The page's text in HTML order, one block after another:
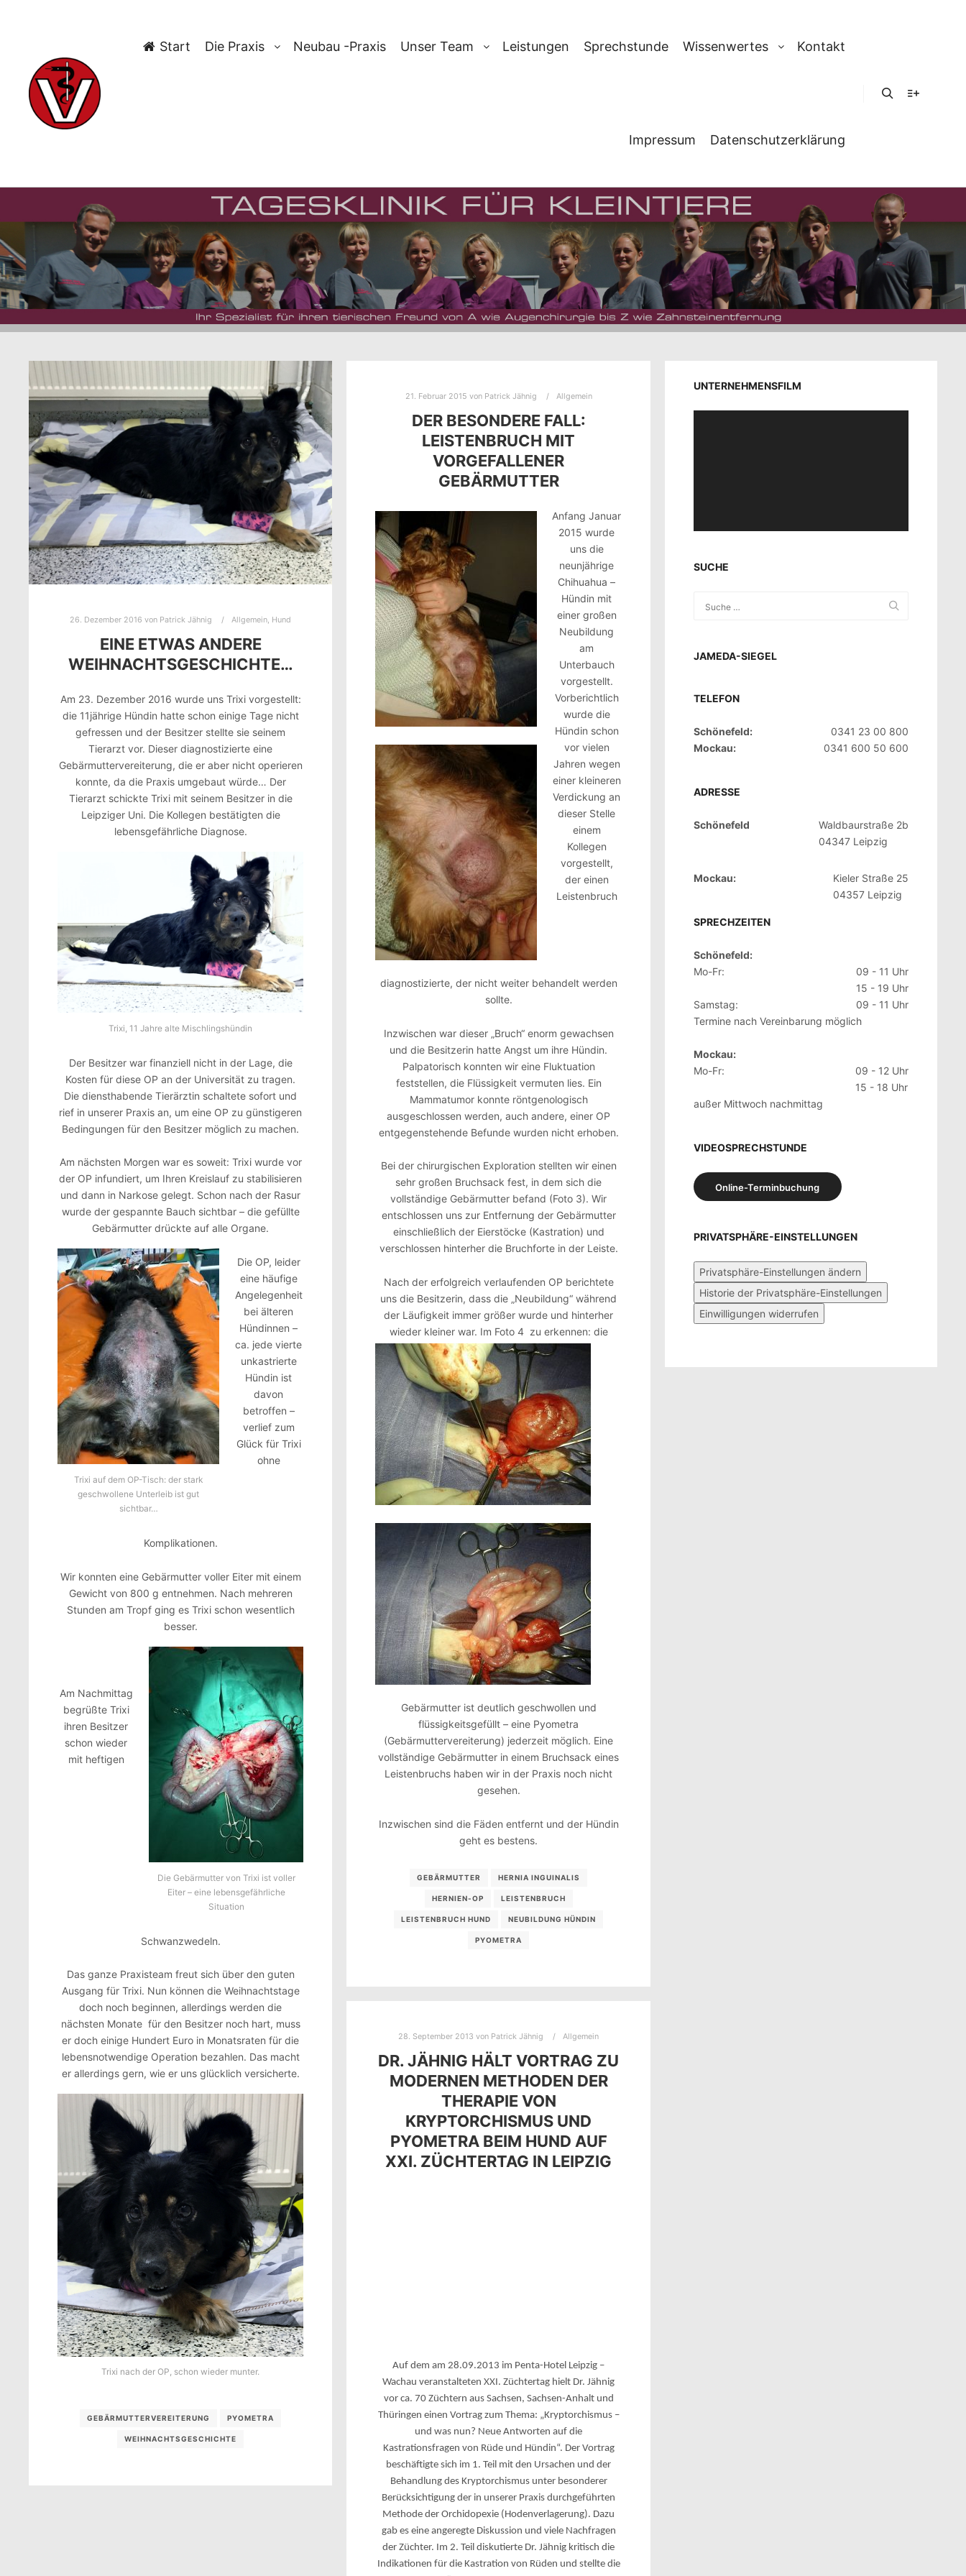
Start Die Praxis Neubau -Praxis Unser Team Leistungen Sprechstunde Wissenwertes Kontakt
Impressum Datenschutzerklärung
TAG-ARCHIV: PYOMETRA
26. Dezember 2016 von Patrick Jähnig Allgemein, Hund
EINE ETWAS ANDERE
WEIHNACHTSGESCHICHTE…
Am 23. Dezember 2016 wurde uns Trixi vorgestellt:
die 11jährige Hündin hatte schon einige Tage nicht
gefressen und der Besitzer stellte sie seinem
Tierarzt vor. Dieser diagnostizierte eine
Gebärmuttervereiterung, die er aber nicht operieren
konnte, da die Praxis umgebaut würde… Der
Tierarzt schickte Trixi mit seinem Besitzer in die
Leipziger Uni. Die Kollegen bestätigten die
lebensgefährliche Diagnose.
Trixi, 11 Jahre alte Mischlingshündin
Der Besitzer war finanziell nicht in der Lage, die
Kosten für diese OP an der Universität zu tragen.
Die diensthabende Tierärztin schaltete sofort und
rief in unserer Praxis an, um eine OP zu günstigeren
Bedingungen für den Besitzer möglich zu machen.
Am nächsten Morgen war es soweit: Trixi wurde vor
der OP infundiert, um Ihren Kreislauf zu stabilisieren
und dann in Narkose gelegt. Schon nach der Rasur
wurde der gespannte Bauch sichtbar – die gefüllte
Gebärmutter drückte auf alle Organe.
Trixi auf dem OP-Tisch: der stark
geschwollene Unterleib ist gut
sichtbar…
Die OP, leider
eine häufige
Angelegenheit
bei älteren
Hündinnen –
ca. jede vierte
unkastrierte
Hündin ist
davon
betroffen –
verlief zum
Glück für Trixi
ohne
Komplikationen.
Wir konnten eine Gebärmutter voller Eiter mit einem
Gewicht von 800 g entnehmen. Nach mehreren
Stunden am Tropf ging es Trixi schon wesentlich
besser.
Die Gebärmutter von Trixi ist voller
Eiter – eine lebensgefährliche
Situation
Am Nachmittag
begrüßte Trixi
ihren Besitzer
schon wieder
mit heftigen
Schwanzwedeln.
Das ganze Praxisteam freut sich über den guten
Ausgang für Trixi. Nun können die Weihnachtstage
doch noch beginnen, allerdings werden die
nächsten Monate für den Besitzer noch hart, muss
er doch einige Hundert Euro in Monatsraten für die
lebensnotwendige Operation bezahlen. Das macht
er allerdings gern, wie er uns glücklich versicherte.
Trixi nach der OP, schon wieder munter.
GEBÄRMUTTERVEREITERUNG PYOMETRA
WEIHNACHTSGESCHICHTE
21. Februar 2015 von Patrick Jähnig Allgemein
DER BESONDERE FALL:
LEISTENBRUCH MIT
VORGEFALLENER
GEBÄRMUTTER
Anfang Januar
2015 wurde
uns die
neunjährige
Chihuahua –
Hündin mit
einer großen
Neubildung
am
Unterbauch
vorgestellt.
Vorberichtlich
wurde die
Hündin schon
vor vielen
Jahren wegen
einer kleineren
Verdickung an
dieser Stelle
einem
Kollegen
vorgestellt,
der einen
Leistenbruch
diagnostizierte, der nicht weiter behandelt werden
sollte.
Inzwischen war dieser „Bruch“ enorm gewachsen
und die Besitzerin hatte Angst um ihre Hündin.
Palpatorisch konnten wir eine Fluktuation
feststellen, die Flüssigkeit vermuten lies. Ein
Mammatumor konnte röntgenologisch
ausgeschlossen werden, auch andere, einer OP
entgegenstehende Befunde wurden nicht erhoben.
Bei der chirurgischen Exploration stellten wir einen
sehr großen Bruchsack fest, in dem sich die
vollständige Gebärmutter befand (Foto 3). Wir
entschlossen uns zur Entfernung der Gebärmutter
einschließlich der Eierstöcke (Kastration) und
verschlossen hinterher die Bruchforte in der Leiste.
Nach der erfolgreich verlaufenden OP berichtete
uns die Besitzerin, dass die „Neubildung“ während
der Läufigkeit immer größer wurde und hinterher
wieder kleiner war. Im Foto 4 zu erkennen: die
Gebärmutter ist deutlich geschwollen und
flüssigkeitsgefüllt – eine Pyometra
(Gebärmuttervereiterung) jederzeit möglich. Eine
vollständige Gebärmutter in einem Bruchsack eines
Leistenbruchs haben wir in der Praxis noch nicht
gesehen.
Inzwischen sind die Fäden entfernt und der Hündin
geht es bestens.
GEBÄRMUTTER HERNIA INGUINALIS
HERNIEN-OP LEISTENBRUCH
LEISTENBRUCH HUND NEUBILDUNG HÜNDIN
PYOMETRA
28. September 2013 von Patrick Jähnig Allgemein
DR. JÄHNIG HÄLT VORTRAG ZU
MODERNEN METHODEN DER
THERAPIE VON
KRYPTORCHISMUS UND
PYOMETRA BEIM HUND AUF
XXI. ZÜCHTERTAG IN LEIPZIG
Auf dem am 28.09.2013 im Penta-Hotel Leipzig –
Wachau veranstalteten XXI. Züchtertag hielt Dr. Jähnig
vor ca. 70 Züchtern aus Sachsen, Sachsen-Anhalt und
Thüringen einen Vortrag zum Thema: „Kryptorchismus –
und was nun? Neue Antworten auf die
Kastrationsfragen von Rüde und Hündin“. Der Vortrag
beschäftigte sich im 1. Teil mit den Ursachen und der
Behandlung des Kryptorchismus unter besonderer
Berücksichtigung der in unserer Praxis durchgeführten
Methode der Orchidopexie (Hodenverlagerung). Dazu
gab es eine angeregte Diskussion und viele Nachfragen
der Züchter. Im 2. Teil diskutierte Dr. Jähnig kritisch die
Indikationen für die Kastration von Rüden und stellte die
UNTERNEHMENSFILM
SUCHE
JAMEDA-SIEGEL
TELEFON
Schönefeld:
0341 23 00 800
Mockau:
0341 600 50 600
ADRESSE
Schönefeld
Waldbaurstraße 2b
04347 Leipzig
Mockau:
Kieler Straße 25
04357 Leipzig
SPRECHZEITEN
Schönefeld:
Mo-Fr:
09 - 11 Uhr
15 - 19 Uhr
Samstag:
09 - 11 Uhr
Termine nach Vereinbarung möglich
Mockau:
Mo-Fr:
09 - 12 Uhr
15 - 18 Uhr
außer Mittwoch nachmittag
VIDEOSPRECHSTUNDE
Online-Terminbuchung
PRIVATSPHÄRE-EINSTELLUNGEN
Privatsphäre-Einstellungen ändern
Historie der Privatsphäre-Einstellungen
Einwilligungen widerrufen